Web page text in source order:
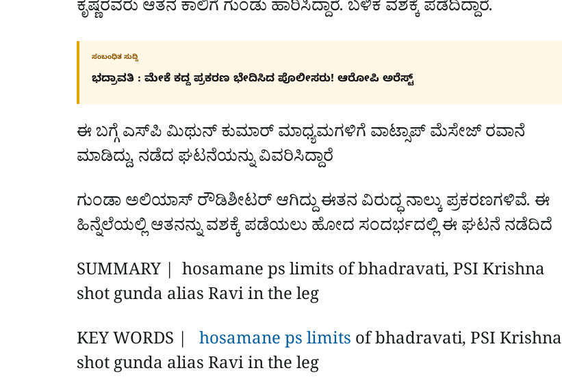
ಕೃಷ್ಣರವರು ಆತನ ಕಾಲಿಗೆ ಗುಂಡು ಹಾರಿಸಿದ್ದಾರೆ. ಬಳಿಕ ವಶಕ್ಕೆ ಪಡೆದಿದ್ದಾರೆ.
ಸಂಬಂಧಿತ ಸುದ್ದಿ
ಭದ್ರಾವತಿ : ಮೇಕೆ ಕದ್ದ ಪ್ರಕರಣ ಭೇದಿಸಿದ ಪೊಲೀಸರು! ಆರೋಪಿ ಅರೆಸ್ಟ್​
ಈ ಬಗ್ಗೆ ಎಸ್‌ಪಿ ಮಿಥುನ್‌ ಕುಮಾರ್‌ ಮಾಧ್ಯಮಗಳಿಗೆ ವಾಟ್ಸಾಪ್‌ ಮೆಸೇಜ್‌ ರವಾನೆ
ಮಾಡಿದ್ದು, ನಡೆದ ಘಟನೆಯನ್ನು ವಿವರಿಸಿದ್ದಾರೆ
ಗುಂಡಾ ಅಲಿಯಾಸ್‌ ರೌಡಿಶೀಟರ್‌ ಆಗಿದ್ದು ಈತನ ವಿರುದ್ಧ ನಾಲ್ಕು ಪ್ರಕರಣಗಳಿವೆ. ಈ
ಹಿನ್ನೆಲೆಯಲ್ಲಿ ಆತನನ್ನು ವಶಕ್ಕೆ ಪಡೆಯಲು ಹೋದ ಸಂದರ್ಭದಲ್ಲಿ ಈ ಘಟನೆ ನಡೆದಿದೆ
SUMMARY | hosamane ps limits of bhadravati, PSI Krishna
shot gunda alias Ravi in ​​the leg
KEY WORDS |‌ hosamane ps limits of bhadravati, PSI Krishna
shot gunda alias Ravi in ​​the leg